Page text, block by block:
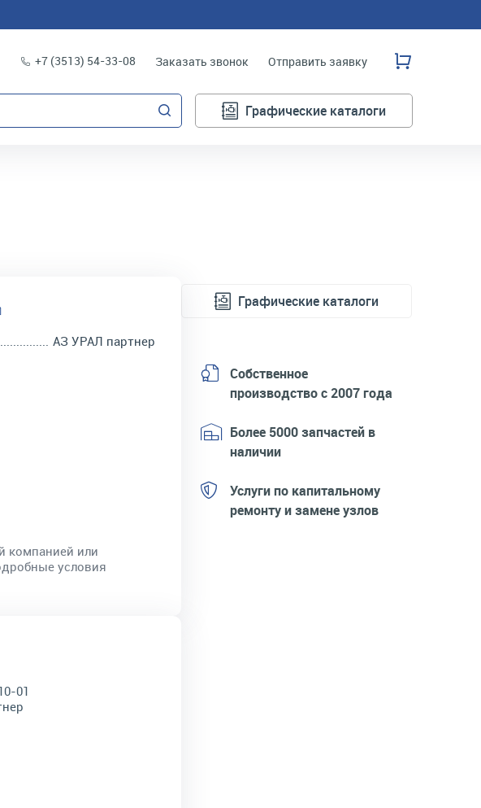
+7 (3513) 54-33-08 Заказать звонок Отправить заявку
Графические каталоги
АЗ УРАЛ партнер
компанией или
условия
01
Графические каталоги
Собственное
производство с 2007 года
Более 5000 запчастей в
наличии
Услуги по капитальному
ремонту и замене узлов